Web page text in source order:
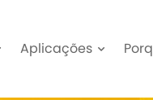
Aplicações